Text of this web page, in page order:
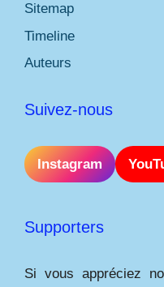
Sitemap
Timeline
Auteurs
Suivez-nous
Instagram
Supporters
Si vous appréciez